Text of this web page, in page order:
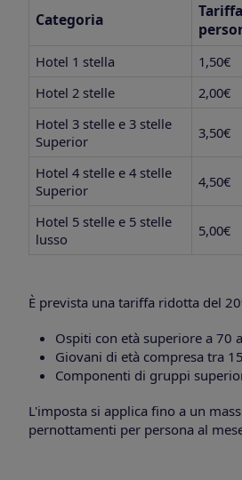
Categoria
Hotel 1 stella
1,50€
Hotel 2 stelle
2,00€
Hotel 3 stelle e 3 stelle
Superior
3,50€
Hotel 4 stelle e 4 stelle
Superior
4,50€
Hotel 5 stelle e 5 stelle
lusso
5,00€
È prevista una tariffa ridotta del
Ospiti con età superiore a 70
Giovani di età compresa tra
Componenti di gruppi
L'imposta si applica fino a un
pernottamenti per persona al